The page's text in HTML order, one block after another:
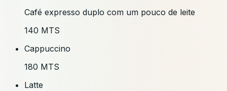
Café expresso duplo com um pouco de leite
140 MTS
Cappuccino
180 MTS
Latte